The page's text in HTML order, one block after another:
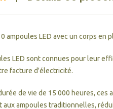
ampoules LED avec un corps
LED sont connues pour leur
facture d'électricité.
de vie de 15 000 heures,
aux ampoules traditionnelles,